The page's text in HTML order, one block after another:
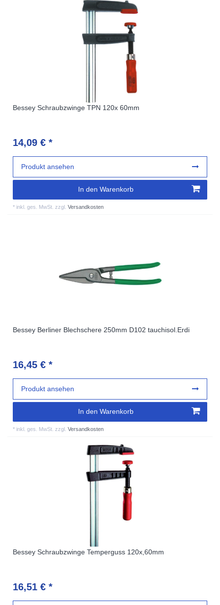
Bessey Schraubzwinge TPN 120x 60mm
14,09 € *
In den Warenkorb
* inkl. ges. MwSt. zzgl.Versandkosten
Produkt ansehen
Bessey Berliner Blechschere 250mm D102 tauchisol.Erdi
16,45 € *
In den Warenkorb
* inkl. ges. MwSt. zzgl.Versandkosten
Produkt ansehen
Bessey Schraubzwinge Temperguss 120x,60mm
16,51 € *